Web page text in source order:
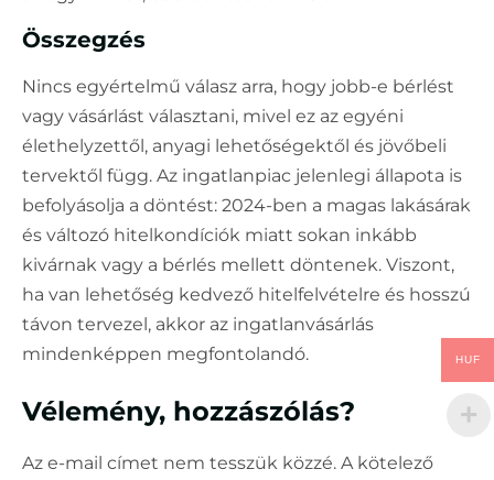
Összegzés
Nincs egyértelmű válasz arra, hogy jobb-e bérlést
vagy vásárlást választani, mivel ez az egyéni
élethelyzettől, anyagi lehetőségektől és jövőbeli
tervektől függ. Az ingatlanpiac jelenlegi állapota is
befolyásolja a döntést: 2024-ben a magas lakásárak
és változó hitelkondíciók miatt sokan inkább
kivárnak vagy a bérlés mellett döntenek. Viszont,
ha van lehetőség kedvező hitelfelvételre és hosszú
távon tervezel, akkor az ingatlanvásárlás
mindenképpen megfontolandó.
Vélemény, hozzászólás?
Az e-mail címet nem tesszük közzé. A kötelező
HUF